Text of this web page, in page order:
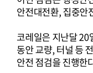
안전대전환, 집중안
코레일은 지난달 20
동안 교량, 터널 등
안전 점검을 진행한